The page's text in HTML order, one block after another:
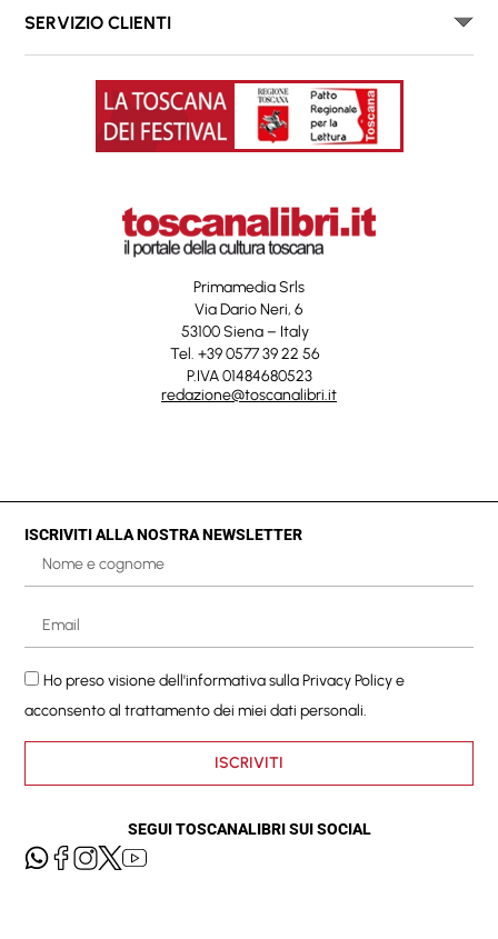
SERVIZIO CLIENTI
Primamedia Srls
Via Dario Neri, 6
53100 Siena – Italy
Tel. +39 0577 39 22 56
P.IVA 01484680523
redazione@toscanalibri.it
ISCRIVITI ALLA NOSTRA NEWSLETTER
Ho preso visione dell'informativa sullaPrivacy Policye
acconsento al trattamento dei miei dati personali.
ISCRIVITI
SEGUI TOSCANALIBRI SUI SOCIAL